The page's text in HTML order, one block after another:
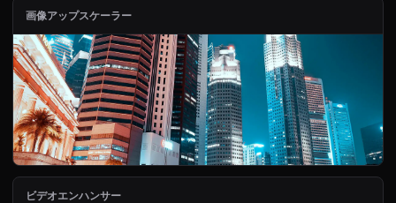
画像アップスケーラー
ビデオエンハンサー